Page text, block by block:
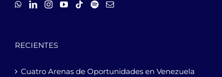
RECIENTES
Cuatro Arenas de Oportunidades en Venezuela